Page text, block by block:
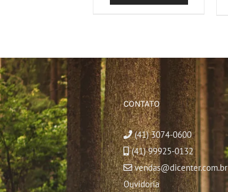
CONTATO
(41) 3074-0600
(41) 99925-0132
vendas@dicenter.com.br
Ouvidoria